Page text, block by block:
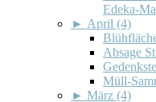
Edeka-
► April (4)
Absage
Müll-
► März (4)